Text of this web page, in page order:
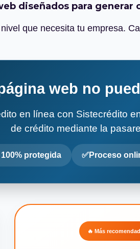
diseñados para generar
que necesita tu empresa.
web no
en línea con Sistecrédito
de crédito mediante la
protegida Proceso
🔥 Más